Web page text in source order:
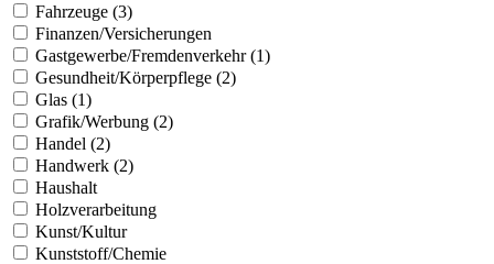
Fahrzeuge (3)
Finanzen/Versicherungen
Gastgewerbe/Fremdenverkehr (1)
Gesundheit/Körperpflege (2)
Glas (1)
Grafik/Werbung (2)
Handel (2)
Handwerk (2)
Haushalt
Holzverarbeitung
Kunst/Kultur
Kunststoff/Chemie